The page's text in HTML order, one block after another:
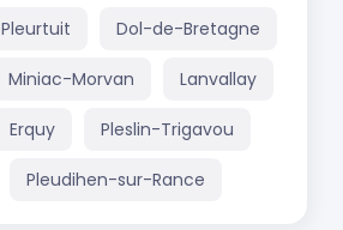
Pleurtuit Dol-de-Bretagne
Miniac-Morvan Lanvallay
Erquy Pleslin-Trigavou
Pleudihen-sur-Rance